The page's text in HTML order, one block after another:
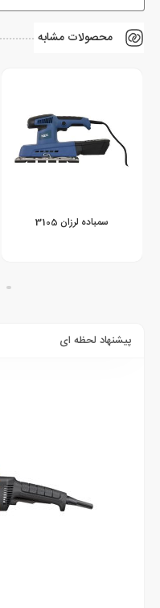
محصولات مشابه
سمباده لرزان 3105
پیشنهاد لحظه ای